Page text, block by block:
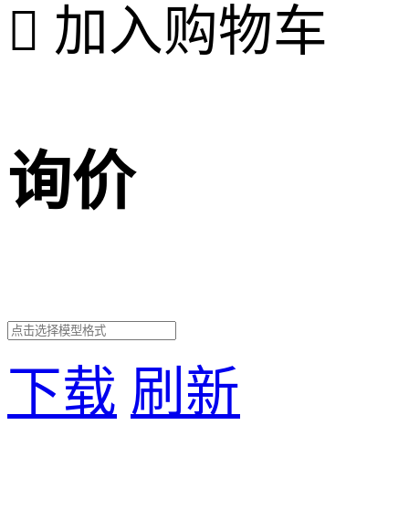
 加入购物车
询价
下载 刷新